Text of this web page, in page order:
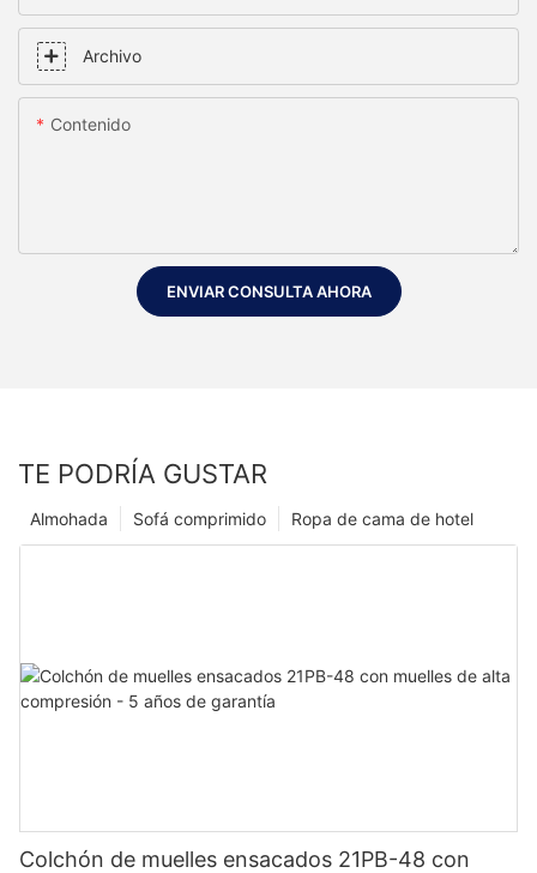
Archivo
Contenido
ENVIAR CONSULTA AHORA
TE PODRÍA GUSTAR
Ropa de cama de hotel
Sofá comprimido
Almohada
Colchón de muelles ensacados 21PB-48 con